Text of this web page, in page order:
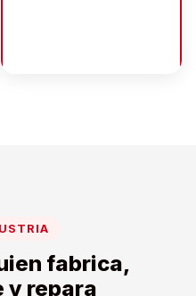
fabrica,
y repara